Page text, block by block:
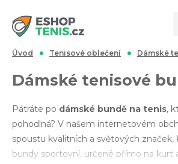
Úvod Tenisové oblečení Dámské
Dámské tenisové
Pátráte po dámské bundě na tenis,
pohodlná? V našem internetovém
spoustu kvalitních a světových značek,
bundy sportovní, určené přímo na kurt